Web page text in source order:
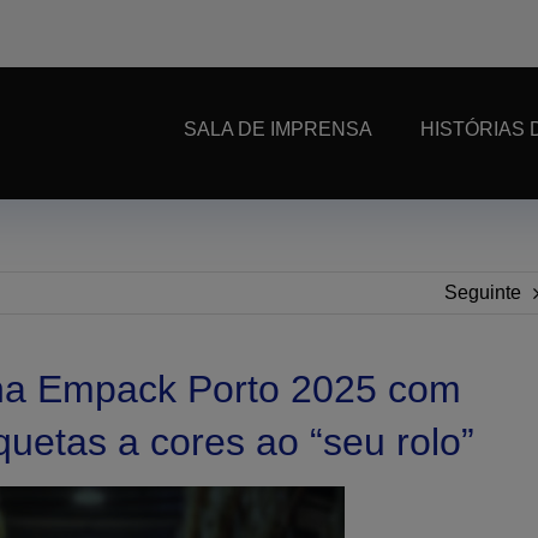
SALA DE IMPRENSA HISTÓRIAS
Seguinte
Empack Porto 2025 com
a cores ao “seu rolo”